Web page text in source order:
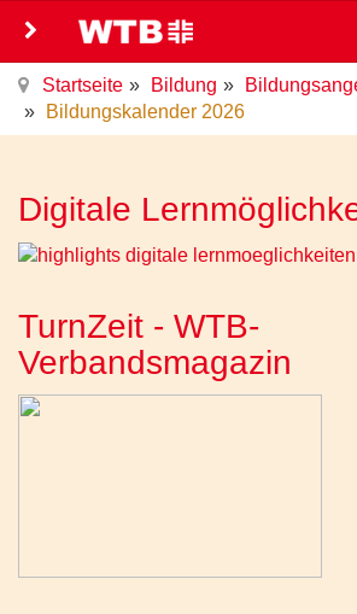
Startseite Bildung
Bildungskalender 2026
Digitale
TurnZeit - WTB-
Verbandsmagazin